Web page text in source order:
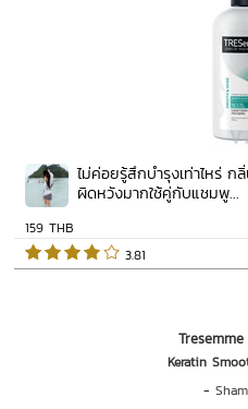
ไม่ค่อยรู้สึกบำรุงเท่าไหร่
ผิดหวังมากใช้คู่กับแชมพู...
159 THB
3.81
Keratin
-